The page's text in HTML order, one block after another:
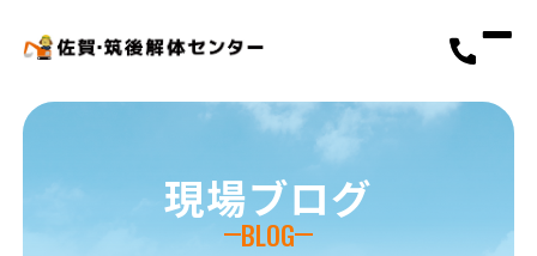
現場ブログ
BLOG